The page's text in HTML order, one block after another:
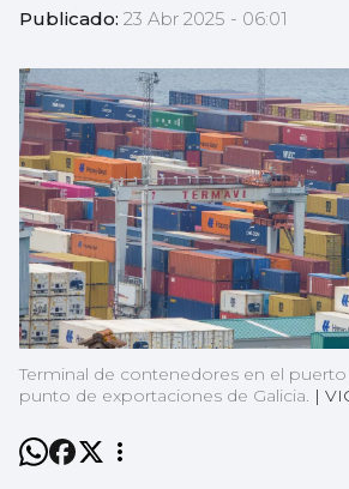
Publicado: 23 Abr 2025 - 06:01
Terminal de contenedores en el
punto de exportaciones de Galicia. |